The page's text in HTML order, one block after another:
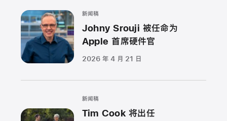
新闻稿
Johny Srouji 被任命为
Apple 首席硬件官
2026 年 4 月 21 日
新闻稿
Tim Cook 将出任